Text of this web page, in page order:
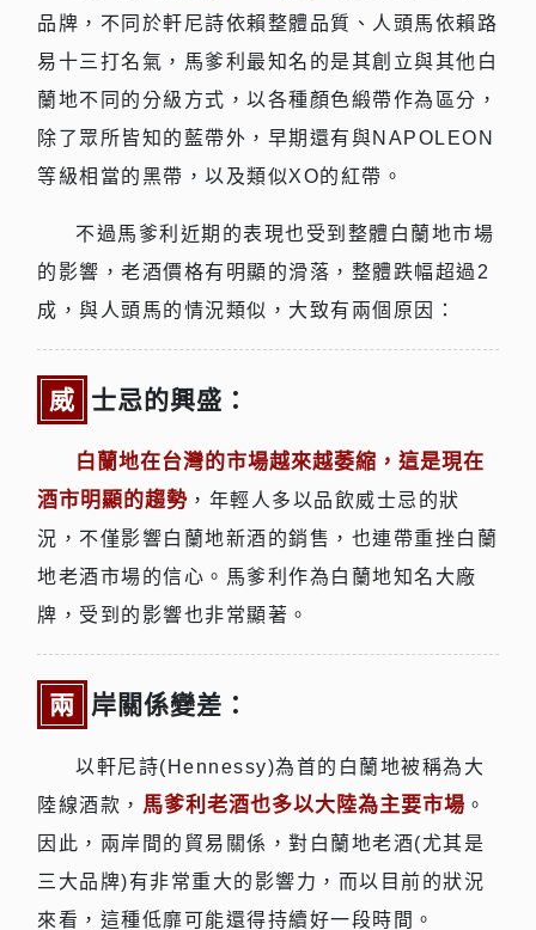
品牌，不同於軒尼詩依賴整體品質、人頭馬依賴路
易十三打名氣，馬爹利最知名的是其創立與其他白
蘭地不同的分級方式，以各種顏色緞帶作為區分，
除了眾所皆知的藍帶外，早期還有與NAPOLEON
等級相當的黑帶，以及類似XO的紅帶。
不過馬爹利近期的表現也受到整體白蘭地市場
的影響，老酒價格有明顯的滑落，整體跌幅超過2
成，與人頭馬的情況類似，大致有兩個原因：
威士忌的興盛：
白蘭地在台灣的市場越來越萎縮，這是現在
酒市明顯的趨勢 ，年輕人多以品飲威士忌的狀
況，不僅影響白蘭地新酒的銷售，也連帶重挫白蘭
地老酒市場的信心。馬爹利作為白蘭地知名大廠
牌，受到的影響也非常顯著。
兩岸關係變差：
以軒尼詩(Hennessy)為首的白蘭地被稱為大
陸線酒款， 馬爹利老酒也多以大陸為主要市場 。
因此，兩岸間的貿易關係，對白蘭地老酒(尤其是
三大品牌)有非常重大的影響力，而以目前的狀況
來看，這種低靡可能還得持續好一段時間。